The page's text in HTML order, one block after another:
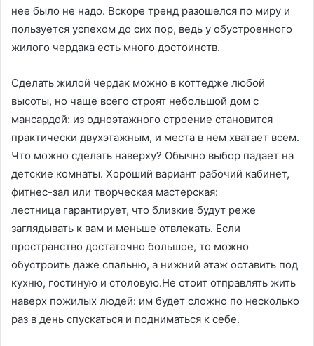
нее было не надо. Вскоре тренд разошелся по миру и
пользуется успехом до сих пор, ведь у обустроенного
жилого чердака есть много достоинств.
Сделать жилой чердак можно в коттедже любой
высоты, но чаще всего строят небольшой дом с
мансардой: из одноэтажного строение становится
практически двухэтажным, и места в нем хватает всем.
Что можно сделать наверху? Обычно выбор падает на
детские комнаты. Хороший вариант рабочий кабинет,
фитнес-зал или творческая мастерская:
лестница гарантирует, что близкие будут реже
заглядывать к вам и меньше отвлекать. Если
пространство достаточно большое, то можно
обустроить даже спальню, а нижний этаж оставить под
кухню, гостиную и столовую.Не стоит отправлять жить
наверх пожилых людей: им будет сложно по несколько
раз в день спускаться и подниматься к себе.